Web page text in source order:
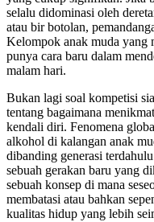
selalu didominasi oleh
atau bir botolan,
Kelompok anak muda yang
punya cara baru dalam
malam hari.
Bukan lagi soal kompetisi
tentang bagaimana
kendali diri. Fenomena
alkohol di kalangan anak
dibanding generasi
sebuah gerakan baru yang
sebuah konsep di mana
membatasi atau bahkan
kualitas hidup yang lebih